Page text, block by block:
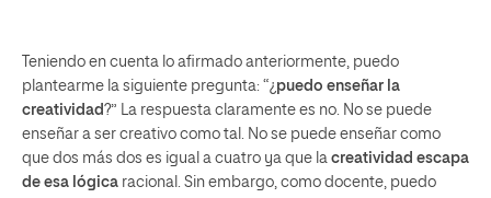
Teniendo en cuenta lo afirmado anteriormente, puedo
plantearme la siguiente pregunta: “¿ puedo enseñar la
creatividad?” La respuesta claramente es no. No se puede
enseñar a ser creativo como tal. No se puede enseñar como
que dos más dos es igual a cuatro ya que la creatividad escapa
de esa lógica racional. Sin embargo, como docente, puedo